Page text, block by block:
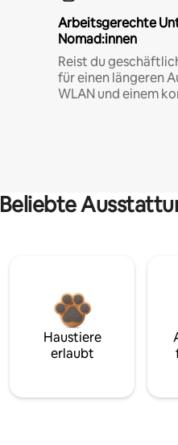
Arbeitsgerechte
Nomad:innen
Reist du
für einen längeren
WLAN und einem
Beliebte
Haustiere
erlaubt